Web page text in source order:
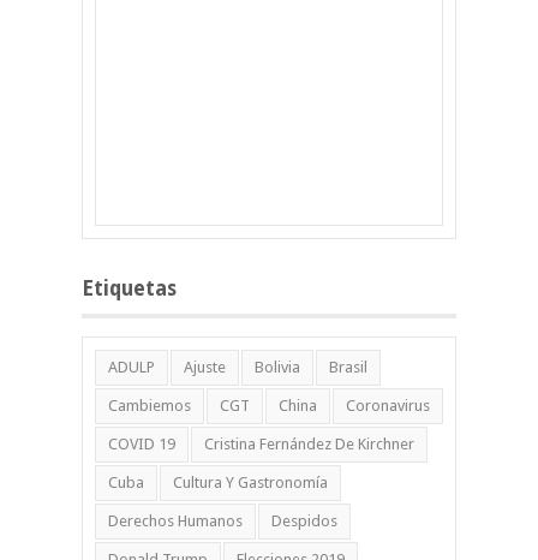
Etiquetas
ADULP Ajuste Bolivia Brasil
Cambiemos CGT China Coronavirus
COVID 19 Cristina Fernández De Kirchner
Cuba Cultura Y Gastronomía
Derechos Humanos Despidos